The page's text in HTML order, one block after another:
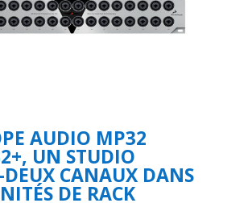
AUDIO MP32
UN STUDIO
DEUX CANAUX DANS
DE RACK